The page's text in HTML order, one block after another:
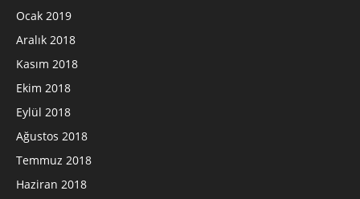
Ocak 2019
Aralık 2018
Kasım 2018
Ekim 2018
Eylül 2018
Ağustos 2018
Temmuz 2018
Haziran 2018